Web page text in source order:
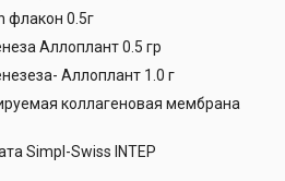
флакон 0.5г
Аллоплант 0.5 гр
Аллоплант 1.0 г
коллагеновая мембрана
Simpl-Swiss INTEP